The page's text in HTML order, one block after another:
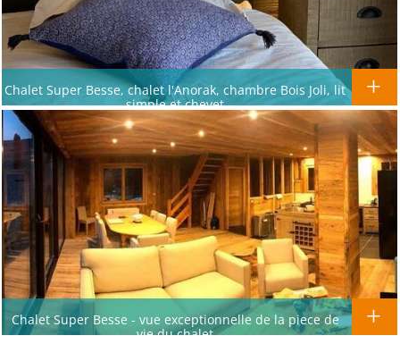
Chalet Super Besse, chalet l'Anorak, chambre Bois Joli, lit
simple et chevet
Chalet Super Besse - vue exceptionnelle de la piece de
vie du chalet